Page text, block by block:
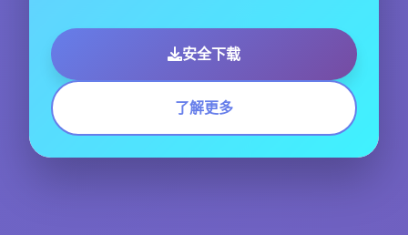
安全下载
了解更多